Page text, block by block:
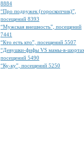
8884
“Про подружек (гороскопчик)”,
посещений 8393
“Мужская внешность”, посещений
7441
“Кто есть кто”, посещений 5507
“Девушки-фифы VS мамы-в-
посещений 5490
“Ку-ку”, посещений 5250